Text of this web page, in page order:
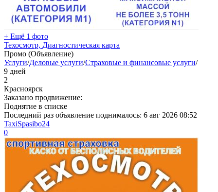
+ Ещё 1 фото
Техосмотр, Диагностическая карта
Промо (Объявление)
Услуги/Деловые услуги/Страховые и финансовые услуги/
9 дней
2
Красноярск
Заказано продвижение:
Поднятие в списке
Последний раз объявление поднималось: 6 авг 2026 08:52
TaxiSpasibo24
0